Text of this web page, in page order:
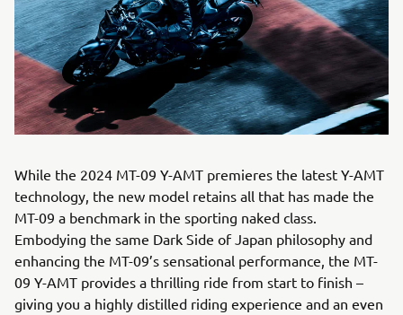
While the 2024 MT-09 Y-AMT premieres the latest Y-AMT
technology, the new model retains all that has made the
MT-09 a benchmark in the sporting naked class.
Embodying the same Dark Side of Japan philosophy and
enhancing the MT-09’s sensational performance, the MT-
09 Y-AMT provides a thrilling ride from start to finish –
giving you a highly distilled riding experience and an even